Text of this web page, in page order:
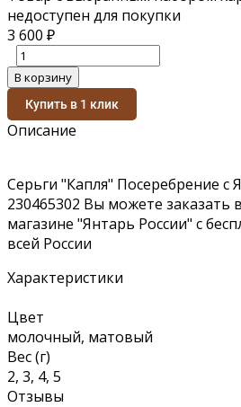
недоступен для покупки
3 600 ₽
В корзину
Купить в 1 клик
Описание
Серьги "Капля" Посеребрение с
230465302 Вы можете заказать
магазине "Янтарь России" с
всей России
Характеристики
Цвет
молочный, матовый
Вес (г)
2, 3, 4, 5
Отзывы